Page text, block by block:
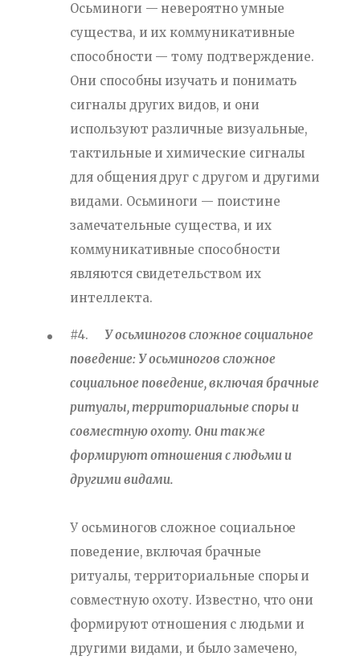
Осьминоги — невероятно умные
существа, и их коммуникативные
способности — тому подтверждение.
Они способны изучать и понимать
сигналы других видов, и они
используют различные визуальные,
тактильные и химические сигналы
для общения друг с другом и другими
видами. Осьминоги — поистине
замечательные существа, и их
коммуникативные способности
являются свидетельством их
интеллекта.
#4. У осьминогов сложное социальное
поведение: У осьминогов сложное
социальное поведение, включая брачные
ритуалы, территориальные споры и
совместную охоту. Они также
формируют отношения с людьми и
другими видами.
У осьминогов сложное социальное
поведение, включая брачные
ритуалы, территориальные споры и
совместную охоту. Известно, что они
формируют отношения с людьми и
другими видами, и было замечено,